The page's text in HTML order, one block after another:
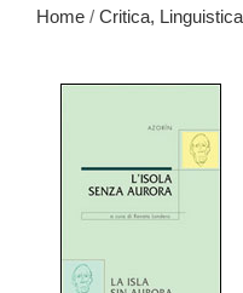
Home / Critica,